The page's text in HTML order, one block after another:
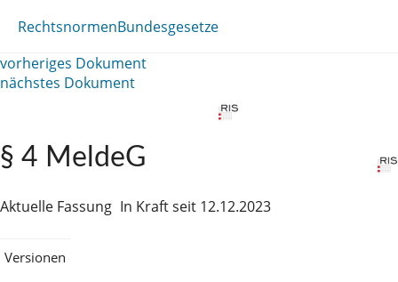
RechtsnormenBundesgesetze
vorheriges Dokument
nächstes Dokument
§ 4 MeldeG
Aktuelle Fassung In Kraft seit 12.12.2023
Versionen